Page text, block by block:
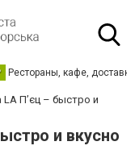
Рестораны, кафе,
П’єц – быстро и
и вкусно